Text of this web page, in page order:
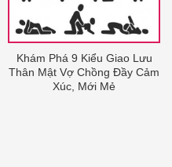
Khám Phá 9 Kiểu Giao Lưu
Thân Mật Vợ Chồng Đầy Cảm
Xúc, Mới Mẻ